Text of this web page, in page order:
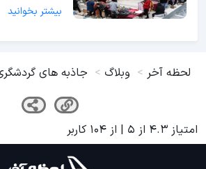
بیشتر بخوانید
لحظه آخر وبلاگ جاذبه های
امتیاز 4.3 از 5 | از 104 کاربر